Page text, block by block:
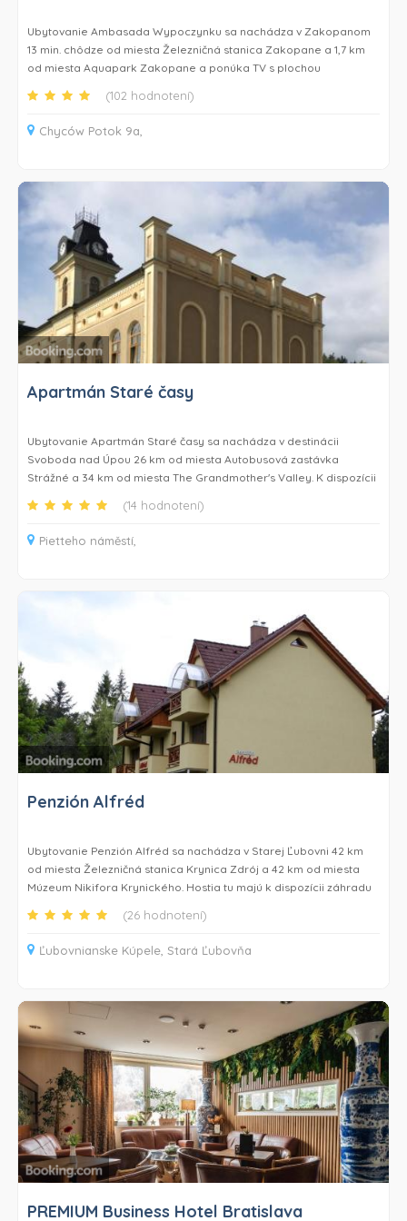
Ubytovanie Ambasada Wypoczynku sa nachádza v Zakopanom
13 min. chôdze od miesta Železničná stanica Zakopane a 1,7 km
od miesta Aquapark Zakopane a ponúka TV s plochou
Niektoré ubytovacie jednotky majú terasu s výhľadom na hory,
kompletne vybavenú kuchyňu a súkromnú kúpeľňu s vaňou.
miesta Tatranský národný park a 14 km od miesta Pohorie
Gubałówka.
(102 hodnotení)
Chyców Potok 9a,
Apartmán Staré časy
Ubytovanie Apartmán Staré časy sa nachádza v destinácii
Svoboda nad Úpou 26 km od miesta Autobusová zastávka
Strážné a 34 km od miesta The Grandmother's Valley. K dispozícii
ponúka bezplatné súkromné parkovisko a nachádza sa v oblasti,
kde sa hostia môžu venovať rôznym aktivitám, napríklad turistike,
lyžovaniu a cyklistike.
sprchou a bezplatnými toaletnými potrebami. Súčasťou
vybavenia sú uteráky a posteľná bielizeň.
V ubytovaní Apartmán Staré časy je k dispozícii prenájom
lyžiarskeho vybavenia, predaj skipasov a úschovňa lyží.
Ubytovanie Apartmán Staré časy sa nachádza 36 km od miesta
Western City a 42 km od miesta Wang Church. Letisko Pardubice
je vzdialené 85 km.
(14 hodnotení)
Pietteho náměstí,
Penzión Alfréd
Ubytovanie Penzión Alfréd sa nachádza v Starej Ľubovni 42 km
od miesta Železničná stanica Krynica Zdrój a 42 km od miesta
Múzeum Nikifora Krynického. Hostia tu majú k dispozícii záhradu
súkromné parkovisko. Ubytovanie sa nachádza približne 46 km
od miesta Nedecký hrad, 12 km od miesta Ľubovniansky hrad a
43 km od miesta Belianska jaskyňa.
sprchou.
Hostia ubytovania Penzión Alfréd sa môžu v Starej Ľubovni a
okolí venovať rôznym aktivitám, napríklad turistike, lyžovaniu a
cyklistike.
Letisko Poprad-Tatry je vzdialené 59 km.
(26 hodnotení)
Ľubovnianske Kúpele, Stará Ľubovňa
PREMIUM Business Hotel Bratislava